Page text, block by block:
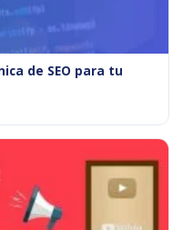
de SEO para tu